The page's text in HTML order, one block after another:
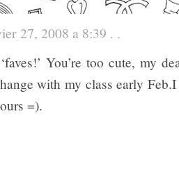
27, 2008 a 8:39 . .
You’re too cute, my
with my class early
=).